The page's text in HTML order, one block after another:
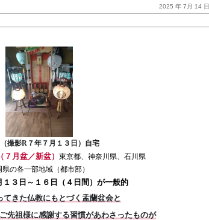
2025 年 7月 14 日
撮影R７年７月１３日）自宅
（７月盆／新盆） 東京都、神奈川県、石川県
県の各一部地域（都市部）
１３日～１６日（４日間）が一般的
てきた仏教にもとづく盂蘭盆会と
先祖様に感謝する習慣があわさったものが